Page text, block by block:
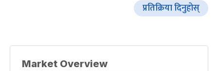
प्रतिक्रिया दिनुहोस्